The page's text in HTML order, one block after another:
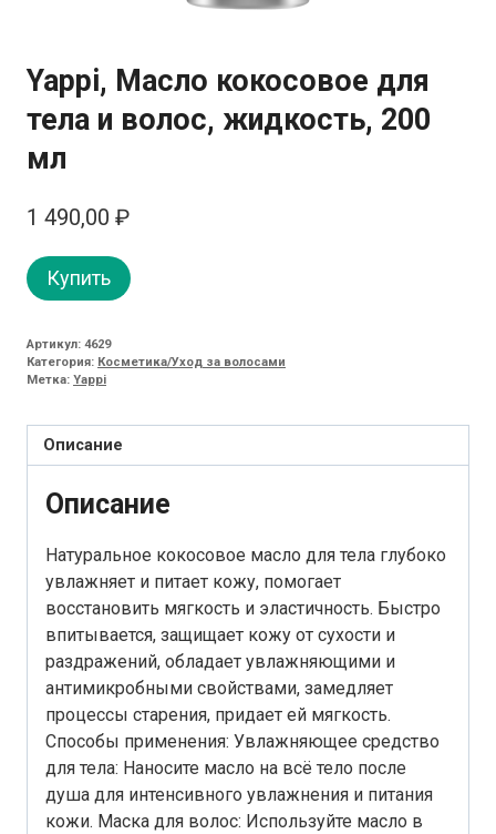
Yappi, Масло кокосовое для
тела и волос, жидкость, 200
мл
1 490,00 ₽
Купить
Артикул: 4629
Категория: Косметика/Уход за волосами
Метка: Yappi
Описание
Описание
Натуральное кокосовое масло для тела глубоко
увлажняет и питает кожу, помогает
восстановить мягкость и эластичность. Быстро
впитывается, защищает кожу от сухости и
раздражений, обладает увлажняющими и
антимикробными свойствами, замедляет
процессы старения, придает ей мягкость.
Способы применения: Увлажняющее средство
для тела: Наносите масло на всё тело после
душа для интенсивного увлажнения и питания
кожи. Маска для волос: Используйте масло в